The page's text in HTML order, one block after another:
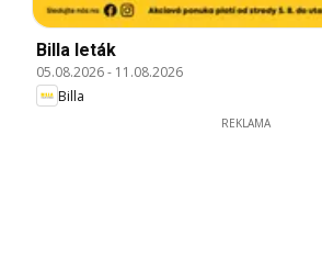
Billa leták
05.08.2026- 11.08.2026
Billa
REKLAMA